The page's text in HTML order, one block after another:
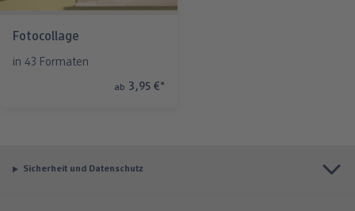
Fotocollage
in 43 Formaten
ab 3,95 €*
Sicherheit und Datenschutz